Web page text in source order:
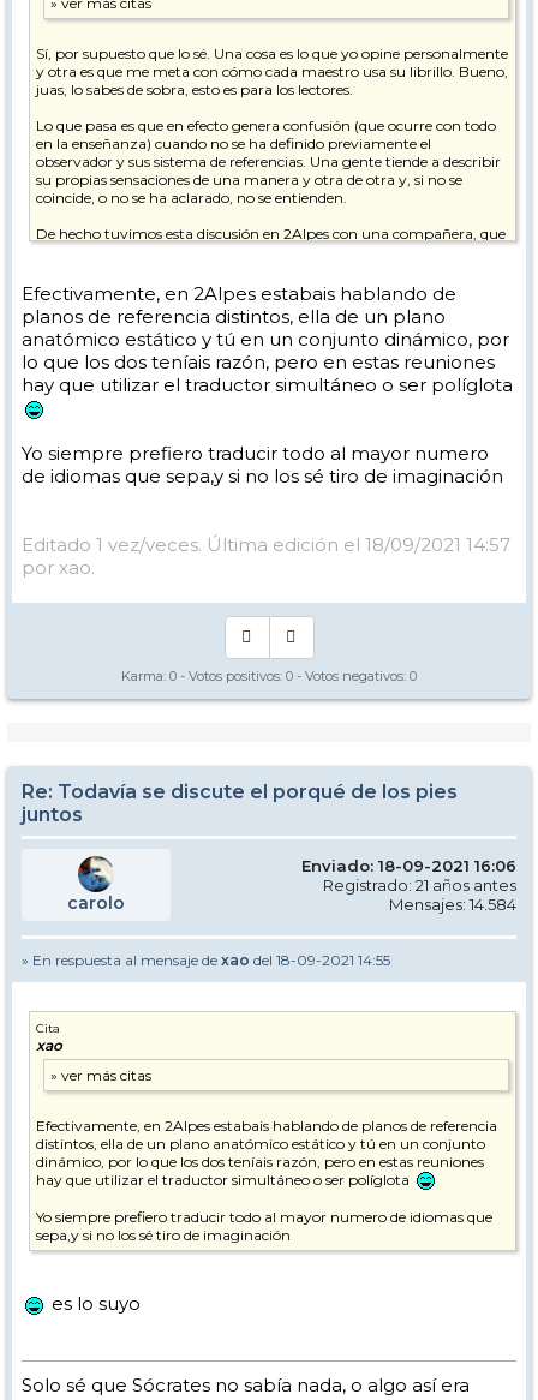
Sí, por supuesto que lo sé. Una cosa es lo que yo opine personalmente
y otra es que me meta con cómo cada maestro usa su librillo. Bueno,
juas, lo sabes de sobra, esto es para los lectores.
Lo que pasa es que en efecto genera confusión (que ocurre con todo
en la enseñanza) cuando no se ha definido previamente el
observador y sus sistema de referencias. Una gente tiende a describir
su propias sensaciones de una manera y otra de otra y, si no se
coincide, o no se ha aclarado, no se entienden.
De hecho tuvimos esta discusión en 2Alpes con una compañera, que
gente) y yo decía que no, que es el centro de gravedad el que se acerca
a los pies, pues es el que sigue una trayectoria cuesta abajo más
directa y veloz que los pies.
Esta es la típica discusión en la que la gente, estando de acuerdo, no
se entera porque está usando sistemas de referencia distintos, y esto
ocurre continuamente en la enseñanza de todo, pero especialmente
del deporte cuando se mezclan sensaciones y conceptos abstractos
En resumen: todo funciona en la enseñanza, pero hay que tener
cuidado y comprobar que el alumno y uno está hablando en el
Efectivamente, en 2Alpes estabais hablando de
planos de referencia distintos, ella de un plano
anatómico estático y tú en un conjunto dinámico, por
lo que los dos teníais razón, pero en estas reuniones
hay que utilizar el traductor simultáneo o ser políglota
Yo siempre prefiero traducir todo al mayor numero
de idiomas que sepa,y si no los sé tiro de imaginación
Editado 1 vez/veces. Última edición el 18/09/2021 14:57
por xao.
Karma: 0 - Votos positivos: 0 - Votos negativos: 0
Re: Todavía se discute el porqué de los pies
juntos
carolo
Enviado: 18-09-2021 16:06
Registrado: 21 años antes
Mensajes: 14.584
» En respuesta al mensaje de xao del 18-09-2021 14:55
Cita
xao
Efectivamente, en 2Alpes estabais hablando de planos de referencia
distintos, ella de un plano anatómico estático y tú en un conjunto
dinámico, por lo que los dos teníais razón, pero en estas reuniones
hay que utilizar el traductor simultáneo o ser políglota
Yo siempre prefiero traducir todo al mayor numero de idiomas que
sepa,y si no los sé tiro de imaginación
es lo suyo
Solo sé que Sócrates no sabía nada, o algo así era